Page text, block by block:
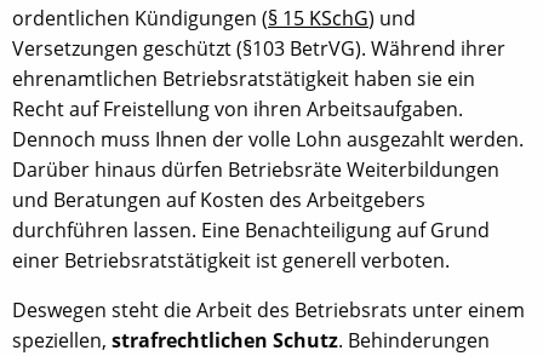
ordentlichen Kündigungen (§ 15 KSchG) und
Versetzungen geschützt (§103 BetrVG). Während ihrer
ehrenamtlichen Betriebsratstätigkeit haben sie ein
Recht auf Freistellung von ihren Arbeitsaufgaben.
Dennoch muss Ihnen der volle Lohn ausgezahlt werden.
Darüber hinaus dürfen Betriebsräte Weiterbildungen
und Beratungen auf Kosten des Arbeitgebers
durchführen lassen. Eine Benachteiligung auf Grund
einer Betriebsratstätigkeit ist generell verboten.
Deswegen steht die Arbeit des Betriebsrats unter einem
speziellen, strafrechtlichen Schutz. Behinderungen